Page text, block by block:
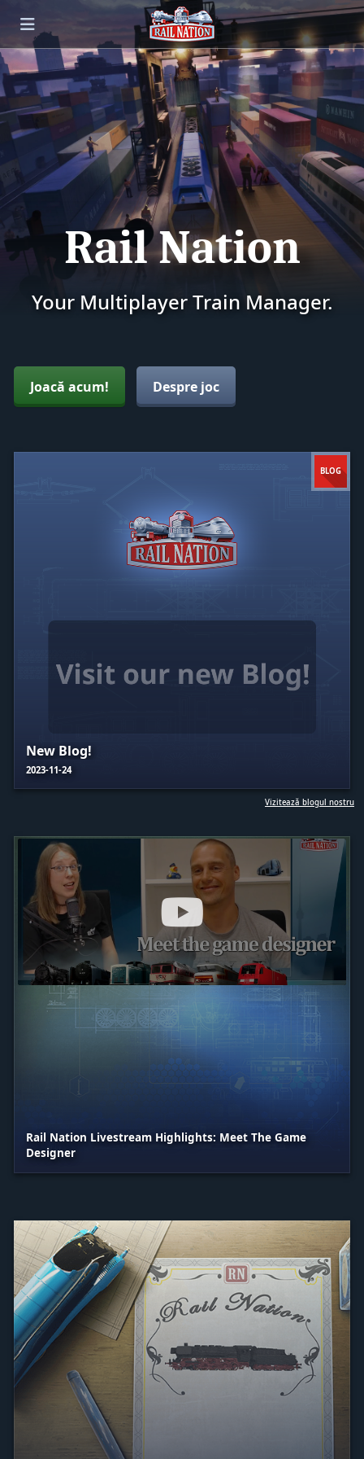
Rail Nation
Your Multiplayer Train Manager.
Joacă acum! Despre joc
New Blog!
2023-11-24
Vizitează blogul nostru
Rail Nation Livestream Highlights: Meet The Game
Designer